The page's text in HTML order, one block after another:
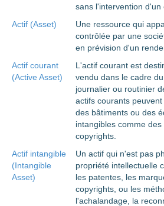
sans l'intervention d'un
Actif (Asset)
Une ressource qui
contrôlée par une
en prévision d'un
Actif courant
(Active Asset)
L'actif courant est
vendu dans le cadre
journalier ou routinier
actifs courants
des bâtiments ou des
intangibles comme
copyrights.
Actif intangible
(Intangible
Asset)
Un actif qui n'est pas
propriété intellectuelle
les patentes, les
copyrights, ou les
l'achalandage, la